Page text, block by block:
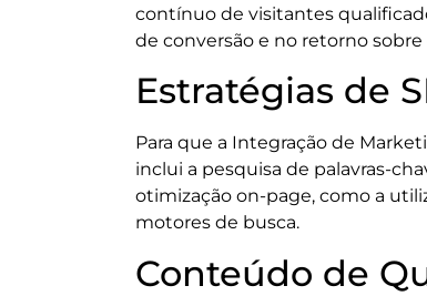
contínuo de visitantes
de conversão e no retorno
Estratégias de
Para que a Integração de
inclui a pesquisa de palavras-
otimização on-page, como a
motores de busca.
Conteúdo de